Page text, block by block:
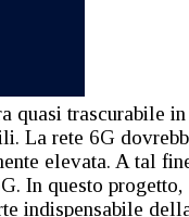
quasi trascurabile in
La rete 6G
elevata. A tal
In questo progetto,
indispensabile